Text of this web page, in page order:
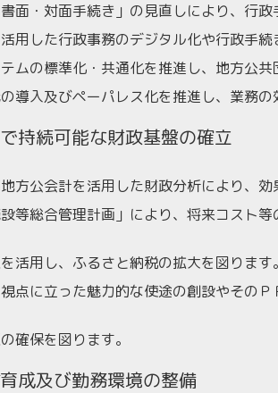
・対面手続き」の見直しにより、行政
した行政事務のデジタル化や行政手続
の標準化・共通化を推進し、地方公共
入及びペーパレス化を推進し、業務の
持続可能な財政基盤の確立
公会計を活用した財政分析により、効
等総合管理計画」により、将来コスト等
用し、ふるさと納税の拡大を図ります。
点に立った魅力的な使途の創設やそのＰ
確保を図ります。
成及び勤務環境の整備